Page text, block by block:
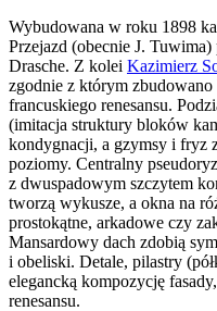
Wybudowana w roku 1898
Przejazd (obecnie J.
Drasche. Z kolei Kazimierz
zgodnie z którym
francuskiego renesansu.
(imitacja struktury bloków
kondygnacji, a gzymsy i fryz
poziomy. Centralny
z dwuspadowym szczytem
tworzą wykusze, a okna na
prostokątne, arkadowe czy
Mansardowy dach zdobią
i obeliski. Detale, pilastry
elegancką kompozycję
renesansu.